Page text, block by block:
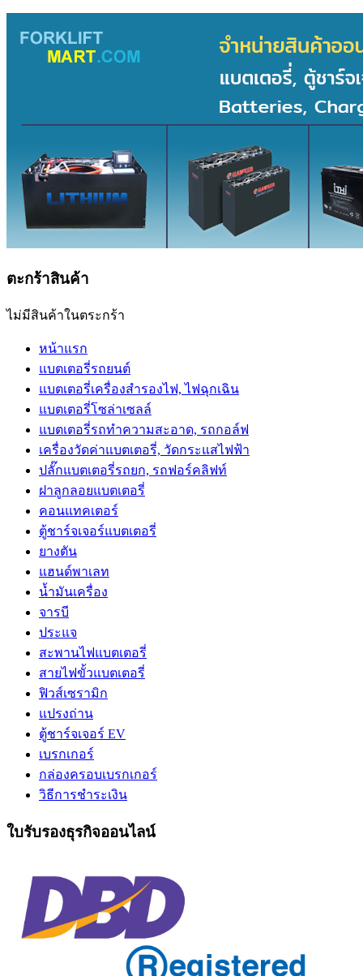
ตะกร้าสินค้า
ไม่มีสินค้าในตระกร้า
หน้าแรก
แบตเตอรี่รถยนต์
แบตเตอรี่เครื่องสำรองไฟ, ไฟฉุกเฉิน
แบตเตอรี่โซล่าเซลล์
แบตเตอรี่รถทำความสะอาด, รถกอล์ฟ
เครื่องวัดค่าแบตเตอรี่, วัดกระแสไฟฟ้า
ปลั๊กแบตเตอรี่รถยก, รถฟอร์คลิฟท์
ฝาลูกลอยแบตเตอรี่
คอนแทคเตอร์
ตู้ชาร์จเจอร์แบตเตอรี่
ยางตัน
แฮนด์พาเลท
น้ำมันเครื่อง
จารบี
ประแจ
สะพานไฟแบตเตอรี่
สายไฟขั้วแบตเตอรี่
ฟิวส์เซรามิก
แปรงถ่าน
ตู้ชาร์จเจอร์ EV
เบรกเกอร์
กล่องครอบเบรกเกอร์
วิธีการชำระเงิน
ใบรับรองธุรกิจออนไลน์